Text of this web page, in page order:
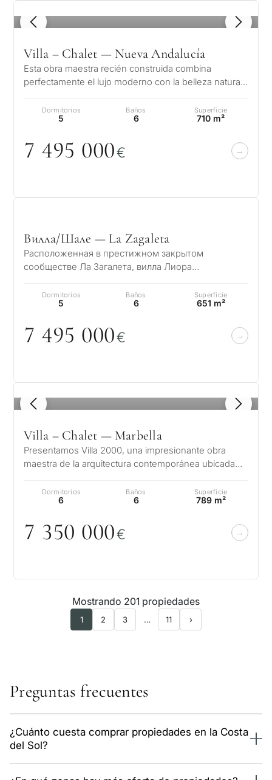
1 / 8
Villa – Chalet — Nueva Andalucía
Esta obra maestra recién construida combina
perfectamente el lujo moderno con la belleza natural.
Dormitorios
5
Baños
6
Superficie
710 m²
7 495 000€
Вилла/Шале — La Zagaleta
Расположенная в престижном закрытом
сообществе Ла Загалета, вилла Лиора
резиденцию, вопл…
Dormitorios
5
Baños
6
Superficie
651 m²
7 495 000€
1 / 8
Villa – Chalet — Marbella
Presentamos Villa 2000, una impresionante obra
maestra de la arquitectura contemporánea ubicada
Dormitorios
6
Baños
6
Superficie
789 m²
7 350 000€
Mostrando 201 propiedades
1 2 3 … 11 ›
Preguntas frecuentes
¿Cuánto cuesta comprar propiedades en la Costa
del Sol?